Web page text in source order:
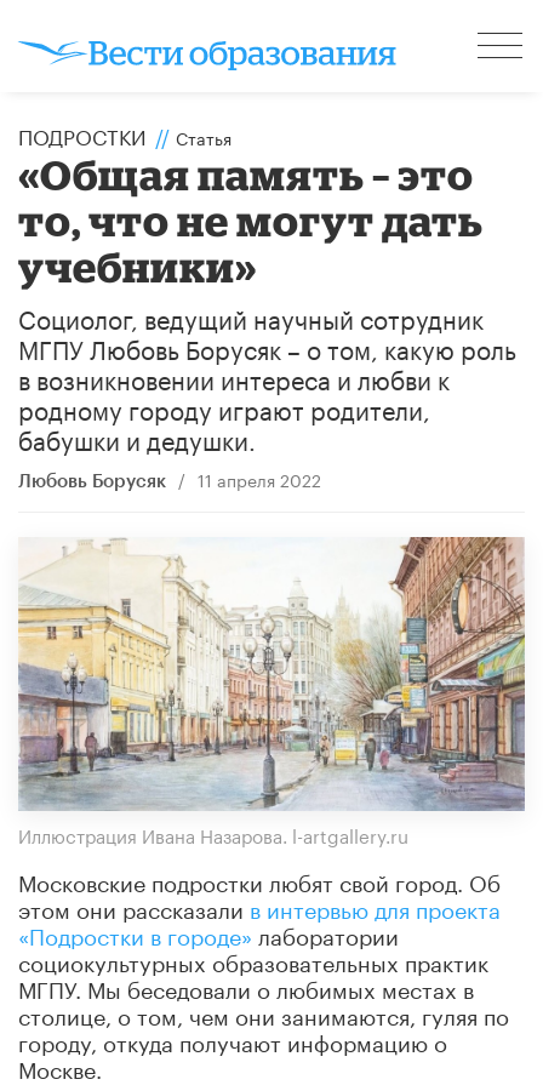
ПОДРОСТКИ // Статья
«Общая память – это
то, что не могут дать
учебники»
Социолог, ведущий научный сотрудник
МГПУ Любовь Борусяк – о том, какую роль
в возникновении интереса и любви к
родному городу играют родители,
бабушки и дедушки.
Любовь Борусяк / 11 апреля 2022
Иллюстрация Ивана Назарова. l-artgallery.ru
Московские подростки любят свой город. Об
этом они рассказали в интервью для проекта
«Подростки в городе» лаборатории
социокультурных образовательных практик
МГПУ. Мы беседовали о любимых местах в
столице, о том, чем они занимаются, гуляя по
городу, откуда получают информацию о
Москве.